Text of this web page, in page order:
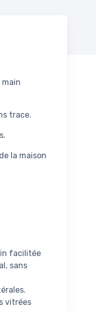
trace.
la maison
facilitée
sans
vitrées